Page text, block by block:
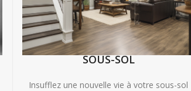
SOUS-SOL
Insufflez une nouvelle vie à votre sous-sol